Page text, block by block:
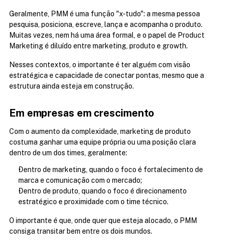
Geralmente, PMM é uma função "x-tudo": a mesma pessoa
pesquisa, posiciona, escreve, lança e acompanha o produto.
Muitas vezes, nem há uma área formal, e o papel de Product
Marketing é diluído entre marketing, produto e growth.
Nesses contextos, o importante é ter alguém com visão
estratégica e capacidade de conectar pontas, mesmo que a
estrutura ainda esteja em construção.
Em empresas em crescimento
Com o aumento da complexidade, marketing de produto
costuma ganhar uma equipe própria ou uma posição clara
dentro de um dos times, geralmente:
Dentro de marketing, quando o foco é fortalecimento de
marca e comunicação com o mercado;
Dentro de produto, quando o foco é direcionamento
estratégico e proximidade com o time técnico.
O importante é que, onde quer que esteja alocado, o PMM
consiga transitar bem entre os dois mundos.